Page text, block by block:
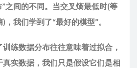
之间的不同。当交叉熵最低时(等
我们学到了“最好的模型”。
练数据分布往往意味着过拟合，
真实数据，我们只是假设它们是相